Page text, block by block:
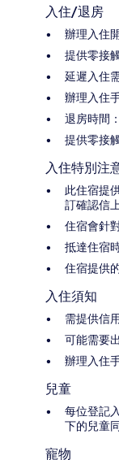
入住/退房
辦理入住
提供零接
延遲入住
辦理入住
退房時間
提供零接
入住特別注
此住宿提
訂確認信
住宿會針
抵達住宿
住宿提供
入住須知
需提供信
可能需要
辦理入住
兒童
每位登記
下的兒童
寵物